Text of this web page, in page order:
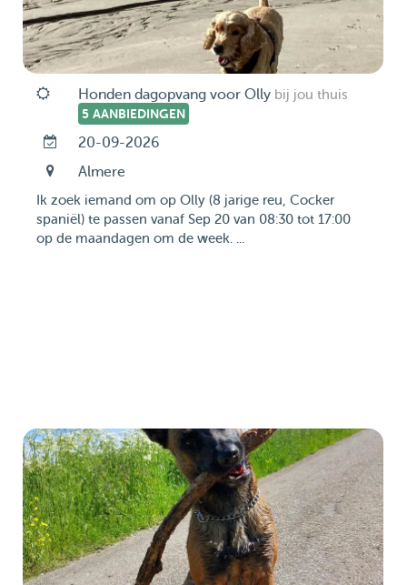
Honden dagopvang voor Olly bij jou thuis
5 AANBIEDINGEN
20-09-2026
Almere
Ik zoek iemand om op Olly (8 jarige reu, Cocker
spaniël) te passen vanaf Sep 20 van 08:30 tot 17:00
op de maandagen om de week. ...